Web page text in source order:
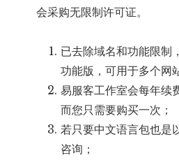
会采购无限制许可证。
已去除域名和功能限制
功能版，可用于多个网
易服客工作室会每年续
而您只需要购买一次；
若只要中文语言包也是
咨询；